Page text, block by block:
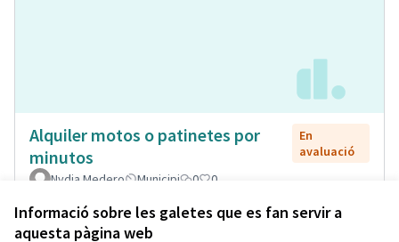
Informació sobre les galetes que es fan servir a
aquesta pàgina web
Alquiler motos o patinetes por
minutos
En
avaluació
Nydia Medero
Municipi 0 0